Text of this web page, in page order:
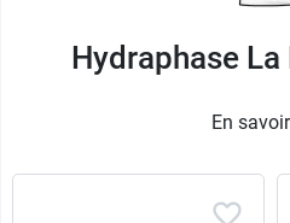
Hydraphase
En